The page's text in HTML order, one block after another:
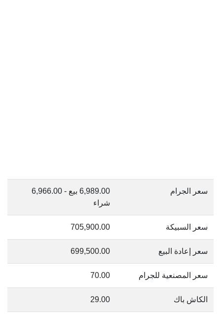
سعر الجرام
6,989.00 بيع - 6,966.00
شراء
سعر السبيكة 705,900.00
سعر إعادة البيع 699,500.00
سعر المصنعية للجرام 70.00
الكاش باك 29.00